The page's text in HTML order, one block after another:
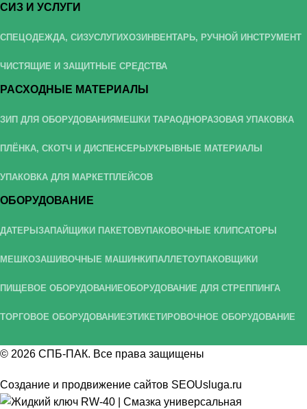
СИЗ И УСЛУГИ
СПЕЦОДЕЖДА, СИЗУСЛУГИХОЗИНВЕНТАРЬ, РУЧНОЙ ИНСТРУМЕНТ
ЧИСТЯЩИЕ И ЗАЩИТНЫЕ СРЕДСТВА
РАСХОДНЫЕ МАТЕРИАЛЫ
ЗИП ДЛЯ ОБОРУДОВАНИЯМЕШКИ ТАРАОДНОРАЗОВАЯ УПАКОВКА
ПЛЁНКА, СКОТЧ И ДИСПЕНСЕРЫУКРЫВНЫЕ МАТЕРИАЛЫ
УПАКОВКА ДЛЯ МАРКЕТПЛЕЙСОВ
ОБОРУДОВАНИЕ
ДАТЕРЫЗАПАЙЩИКИ ПАКЕТОВУПАКОВОЧНЫЕ КЛИПСАТОРЫ
МЕШКОЗАШИВОЧНЫЕ МАШИНКИПАЛЛЕТОУПАКОВЩИКИ
ПИЩЕВОЕ ОБОРУДОВАНИЕОБОРУДОВАНИЕ ДЛЯ СТРЕППИНГА
ТОРГОВОЕ ОБОРУДОВАНИЕЭТИКЕТИРОВОЧНОЕ ОБОРУДОВАНИЕ
© 2026 СПБ-ПАК. Все права защищены
Создание и продвижение сайтов SEOUsluga.ru